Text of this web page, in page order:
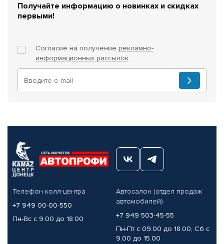
Получайте информацию о новинках и скидках
первыми!
Согласие на получение рекламно-
информационных рассылок
Телефон колл-центра
+7 949 00-00-550
Пн-Вс с 9.00 до 18.00
Автосалон (отдел продаж
автомобилей)
+7 949 503-45-55
Пн-Пт с 09.00 до 18.00, Сб с
9.00 до 15.00